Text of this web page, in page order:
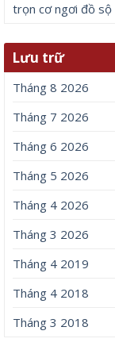
trọn cơ ngơi đồ sộ
Lưu trữ
Tháng 8 2026
Tháng 7 2026
Tháng 6 2026
Tháng 5 2026
Tháng 4 2026
Tháng 3 2026
Tháng 4 2019
Tháng 4 2018
Tháng 3 2018